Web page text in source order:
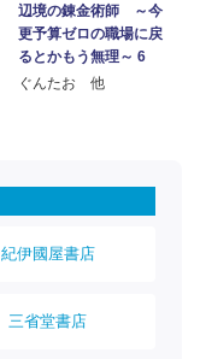
辺境の錬金術師 ～今
更予算ゼロの職場に戻
るとかもう無理～ 6
ぐんたお 他
紀伊國屋書店
三省堂書店